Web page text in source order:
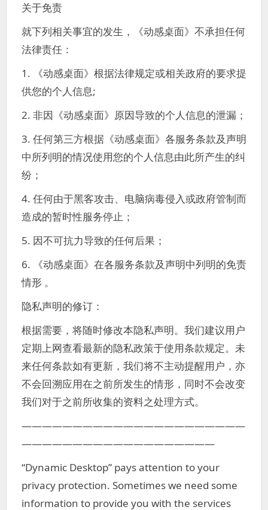
关于免责
就下列相关事宜的发生，《动感桌面》不承担任何
法律责任：
1. 《动感桌面》根据法律规定或相关政府的要求提
供您的个人信息;
2. 非因《动感桌面》原因导致的个人信息的泄漏；
3. 任何第三方根据《动感桌面》各服务条款及声明
中所列明的情况使用您的个人信息由此所产生的纠
纷；
4. 任何由于黑客攻击、电脑病毒侵入或政府管制而
造成的暂时性服务停止；
5. 因不可抗力导致的任何后果；
6. 《动感桌面》在各服务条款及声明中列明的免责
情形 。
隐私声明的修订：
根据需要，将随时修改本隐私声明。我们建议用户
定期上网查看最新的隐私政策于使用条款规定。未
来任何条款如有更新，我们将不主动提醒用户，亦
不会回溯应用在之前所发生的情形，同时不会改变
我们对于之前所收集的资料之处理方式。
——————————————————————
———————————————————
“Dynamic Desktop” pays attention to your
privacy protection. Sometimes we need some
information to provide you with the services